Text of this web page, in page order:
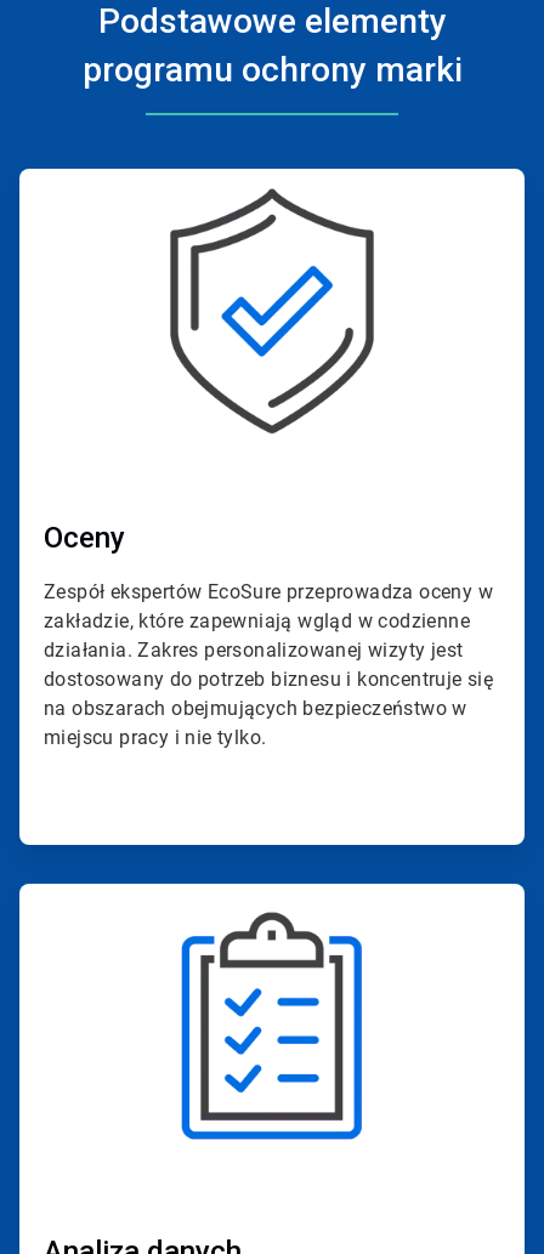
Podstawowe elementy
programu ochrony marki
ArticleTile
Oceny
Zespół ekspertów EcoSure przeprowadza oceny w
zakładzie, które zapewniają wgląd w codzienne
działania. Zakres personalizowanej wizyty jest
dostosowany do potrzeb biznesu i koncentruje się
na obszarach obejmujących bezpieczeństwo w
miejscu pracy i nie tylko.
ArticleTile